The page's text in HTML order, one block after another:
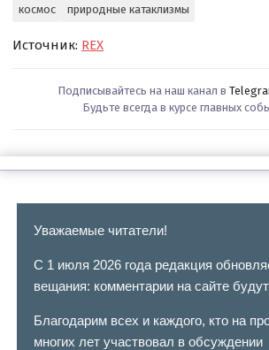
космос природные катаклизмы
Источник: REX
Подписывайтесь на наш канал в
Будьте всегда в курсе главных
Уважаемые читатели!
С 1 июля 2026 года редакция
вещания: комментарии на сайте
Благодарим всех и каждого, кто на
многих лет участвовал в обсуждении